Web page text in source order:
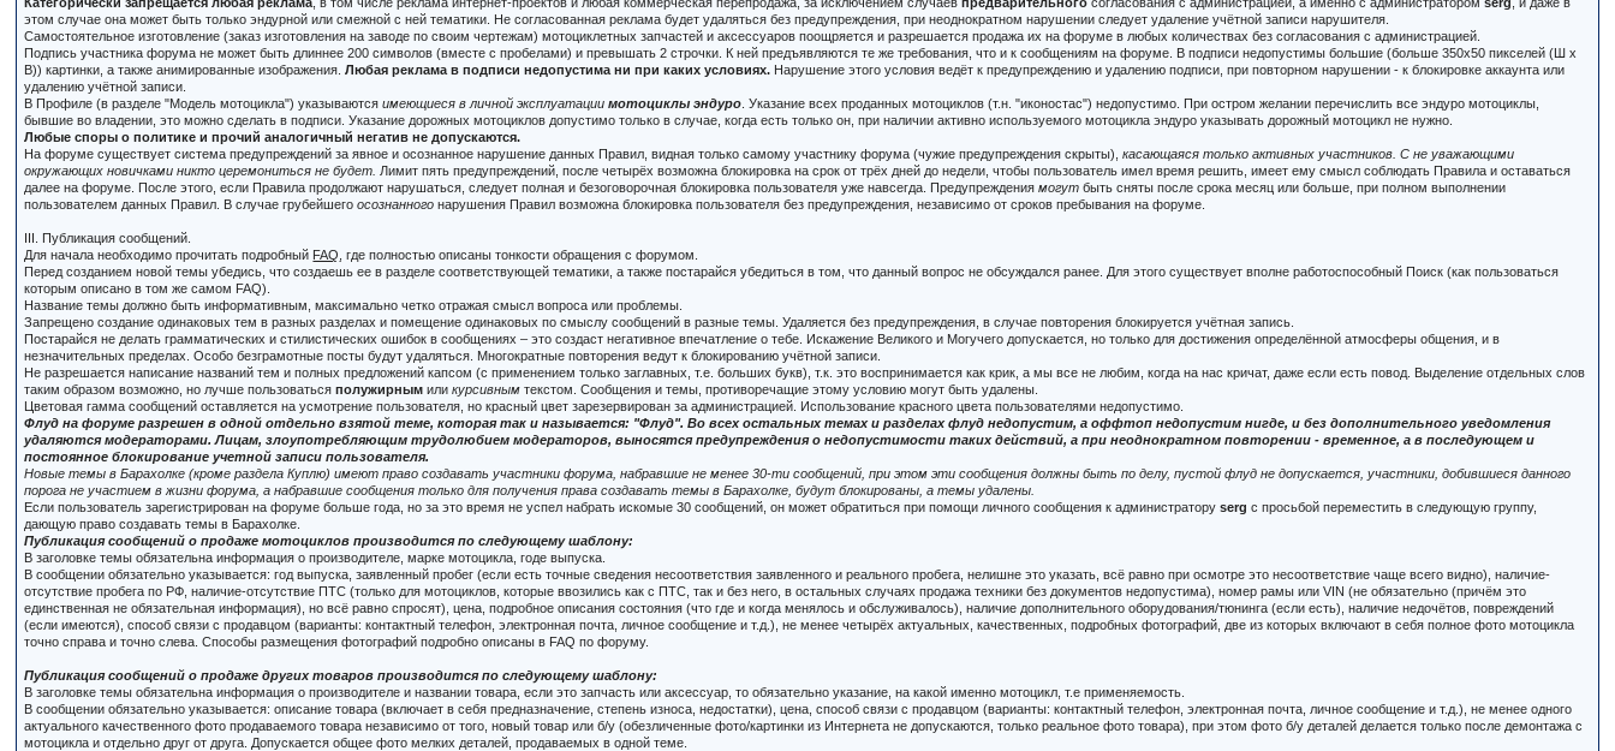
этом случае она может быть только эндурной или смежной с ней тематики. Не согласованная реклама будет удаляться без предупреждения, при неоднократном нарушении следует удаление учётной записи нарушителя.
Самостоятельное изготовление (заказ изготовления на заводе по своим чертежам) мотоциклетных запчастей и аксессуаров поощряется и разрешается продажа их на форуме в любых количествах без согласования с администрацией.
Подпись участника форума не может быть длиннее 200 символов (вместе с пробелами) и превышать 2 строчки. К ней предъявляются те же требования, что и к сообщениям на форуме. В подписи недопустимы большие (больше 350x50 пикселей (Ш x
В)) картинки, а также анимированные изображения.Любая реклама в подписи недопустима ни при каких условиях. Нарушение этого условия ведёт к предупреждению и удалению подписи, при повторном нарушении - к блокировке аккаунта или
удалению учётной записи.
В Профиле (в разделе "Модель мотоцикла") указываютсяимеющиеся в личной эксплуатации мотоциклы эндуро . Указание всех проданных мотоциклов (т.н. "иконостас") недопустимо. При остром желании перечислить все эндуро мотоциклы,
бывшие во владении, это можно сделать в подписи. Указание дорожных мотоциклов допустимо только в случае, когда есть только он, при наличии активно используемого мотоцикла эндуро указывать дорожный мотоцикл не нужно.
Любые споры о политике и прочий аналогичный негатив не допускаются.
На форуме существует система предупреждений за явное и осознанное нарушение данных Правил, видная только самому участнику форума (чужие предупреждения скрыты),касающаяся только активных участников. С не уважающими
окружающих новичками никто церемониться не будет. Лимит пять предупреждений, после четырёх возможна блокировка на срок от трёх дней до недели, чтобы пользователь имел время решить, имеет ему смысл соблюдать Правила и оставаться
далее на форуме. После этого, если Правила продолжают нарушаться, следует полная и безоговорочная блокировка пользователя уже навсегда. Предупреждениямогут быть сняты после срока месяц или больше, при полном выполнении
пользователем данных Правил. В случае грубейшегоосознанного нарушения Правил возможна блокировка пользователя без предупреждения, независимо от сроков пребывания на форуме.
III. Публикация сообщений.
Для начала необходимо прочитать подробный FAQ , где полностью описаны тонкости обращения с форумом.
Перед созданием новой темы убедись, что создаешь ее в разделе соответствующей тематики, а также постарайся убедиться в том, что данный вопрос не обсуждался ранее. Для этого существует вполне работоспособный Поиск (как пользоваться
которым описано в том же самом FAQ).
Название темы должно быть информативным, максимально четко отражая смысл вопроса или проблемы.
Запрещено создание одинаковых тем в разных разделах и помещение одинаковых по смыслу сообщений в разные темы. Удаляется без предупреждения, в случае повторения блокируется учётная запись.
Постарайся не делать грамматических и стилистических ошибок в сообщениях – это создаст негативное впечатление о тебе. Искажение Великого и Могучего допускается, но только для достижения определённой атмосферы общения, и в
незначительных пределах. Особо безграмотные посты будут удаляться. Многократные повторения ведут к блокированию учётной записи.
Не разрешается написание названий тем и полных предложений капсом (с применением только заглавных, т.е. больших букв), т.к. это воспринимается как крик, а мы все не любим, когда на нас кричат, даже если есть повод. Выделение отдельных слов
таким образом возможно, но лучше пользоватьсяполужирным иликурсивным текстом. Сообщения и темы, противоречащие этому условию могут быть удалены.
Цветовая гамма сообщений оставляется на усмотрение пользователя, но красный цвет зарезервирован за администрацией. Использование красного цвета пользователями недопустимо.
Флуд на форуме разрешен в одной отдельно взятой теме, которая так и называется: "Флуд". Во всех остальных темах и разделах флуд недопустим, а оффтоп недопустим нигде, и без дополнительного уведомления
удаляются модераторами. Лицам, злоупотребляющим трудолюбием модераторов, выносятся предупреждения о недопустимости таких действий, а при неоднократном повторении - временное, а в последующем и
постоянное блокирование учетной записи пользователя.
Новые темы в Барахолке (кроме раздела Куплю) имеют право создавать участники форума, набравшие не менее 30-ти сообщений, при этом эти сообщения должны быть по делу, пустой флуд не допускается, участники, добившиеся данного
порога не участием в жизни форума, а набравшие сообщения только для получения права создавать темы в Барахолке, будут блокированы, а темы удалены.
Если пользователь зарегистрирован на форуме больше года, но за это время не успел набрать искомые 30 сообщений, он может обратиться при помощи личного сообщения к администраторуserg с просьбой переместить в следующую группу,
дающую право создавать темы в Барахолке.
Публикация сообщений о продаже мотоциклов производится по следующему шаблону:
В заголовке темы обязательна информация о производителе, марке мотоцикла, годе выпуска.
В сообщении обязательно указывается: год выпуска, заявленный пробег (если есть точные сведения несоответствия заявленного и реального пробега, нелишне это указать, всё равно при осмотре это несоответствие чаще всего видно), наличие-
отсутствие пробега по РФ, наличие-отсутствие ПТС (только для мотоциклов, которые ввозились как с ПТС, так и без него, в остальных случаях продажа техники без документов недопустима), номер рамы или VIN (не обязательно (причём это
единственная не обязательная информация), но всё равно спросят), цена, подробное описания состояния (что где и когда менялось и обслуживалось), наличие дополнительного оборудования/тюнинга (если есть), наличие недочётов, повреждений
(если имеются), способ связи с продавцом (варианты: контактный телефон, электронная почта, личное сообщение и т.д.), не менее четырёх актуальных, качественных, подробных фотографий, две из которых включают в себя полное фото мотоцикла
точно справа и точно слева. Способы размещения фотографий подробно описаны в FAQ по форуму.
Публикация сообщений о продаже других товаров производится по следующему шаблону:
В заголовке темы обязательна информация о производителе и названии товара, если это запчасть или аксессуар, то обязательно указание, на какой именно мотоцикл, т.е применяемость.
В сообщении обязательно указывается: описание товара (включает в себя предназначение, степень износа, недостатки), цена, способ связи с продавцом (варианты: контактный телефон, электронная почта, личное сообщение и т.д.), не менее одного
актуального качественного фото продаваемого товара независимо от того, новый товар или б/у (обезличенные фото/картинки из Интернета не допускаются, только реальное фото товара), при этом фото б/у деталей делается только после демонтажа с
мотоцикла и отдельно друг от друга. Допускается общее фото мелких деталей, продаваемых в одной теме.